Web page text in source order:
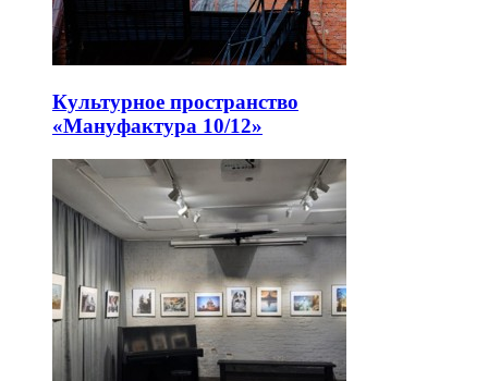
Культурное пространство
«Мануфактура 10/12»